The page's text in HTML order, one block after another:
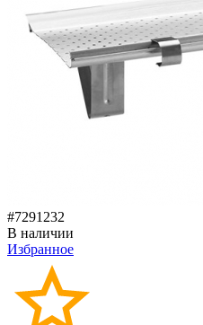
#7291232
В наличии
Избранное